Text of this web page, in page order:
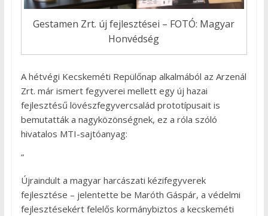
Gestamen Zrt. új fejlesztései – FOTÓ: Magyar
Honvédség
A hétvégi Kecskeméti Repülőnap alkalmából az Arzenál
Zrt. már ismert fegyverei mellett egy új hazai
fejlesztésű lövészfegyvercsalád prototípusait is
bemutatták a nagyközönségnek, ez a róla szóló
hivatalos MTI-sajtóanyag:
”
Újraindult a magyar harcászati kézifegyverek
fejlesztése ­– jelentette be Maróth Gáspár, a védelmi
fejlesztésekért felelős kormánybiztos a kecskeméti